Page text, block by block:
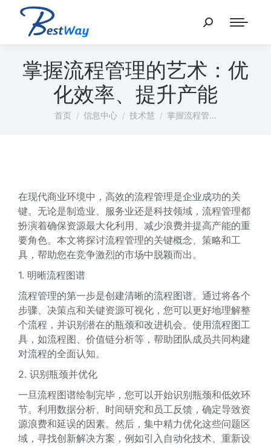
掌握流程管理的艺术：优
化效率、提升产能
您在这里：
首页 信息中心 技术慧 掌握流程管…
在现代商业环境中，高效的流程管理是企业成功的关
键。无论是制造业、服务业还是科技领域，流程管理都
扮演着确保资源最大化利用、减少浪费并提高产能的重
要角色。本文将探讨流程管理的关键概念、策略和工
具，帮助您在竞争激烈的市场中脱颖而出。
1. 明晰流程图谱
流程管理的第一步是创建清晰的流程图谱。通过将各个
步骤、决策点和关键资源可视化，您可以更好地理解整
个流程，并识别潜在的瓶颈和改进机会。使用流程图工
具，如流程图、价值链分析等，帮助团队成员共同构建
对流程的全面认知。
2. 识别瓶颈并优化
一旦流程图谱绘制完毕，您可以开始识别瓶颈和低效环
节。利用数据分析、时间研究和员工反馈，确定导致资
源浪费和延误的因素。然后，集中精力优化这些问题区
域，寻找创新解决方案，例如引入自动化技术、重新设